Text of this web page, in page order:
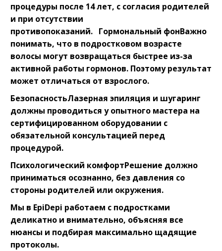
процедуры после 14 лет, с согласия родителей
и при отсутствии
противопоказаний.⠀Гормональный фонВажно
понимать, что в подростковом возрасте
волосы могут возвращаться быстрее из-за
активной работы гормонов. Поэтому результат
может отличаться от взрослого.⠀
БезопасностьЛазерная эпиляция и шугаринг
должны проводиться у опытного мастера на
сертифицированном оборудовании с
обязательной консультацией перед
процедурой.⠀
Психологический комфортРешение должно
приниматься осознанно, без давления со
стороны родителей или окружения.⠀
Мы в EpiDepi работаем с подростками
деликатно и внимательно, объясняя все
нюансы и подбирая максимально щадящие
протоколы.⠀